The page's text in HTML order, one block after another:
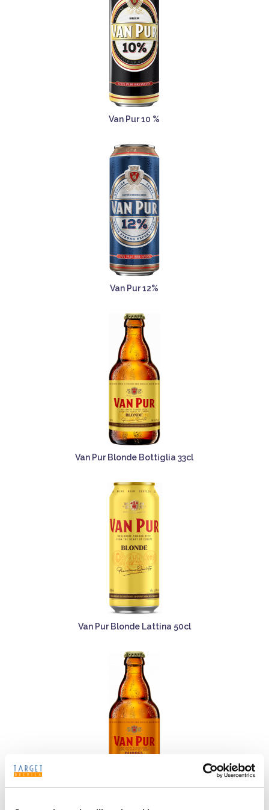
Van Pur 10 %
Van Pur 12%
Van Pur Blonde Bottiglia 33cl
Van Pur Blonde Lattina 50cl